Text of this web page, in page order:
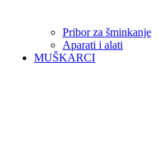
Pribor za šminkanje
Aparati i alati
MUŠKARCI